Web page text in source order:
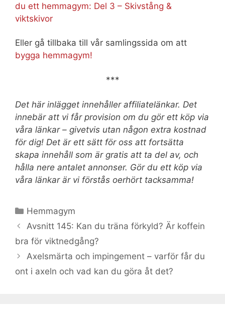
du ett hemmagym: Del 3 – Skivstång &
viktskivor
Eller gå tillbaka till vår samlingssida om att
bygga hemmagym!
***
Det här inlägget innehåller affiliatelänkar. Det
innebär att vi får provision om du gör ett köp via
våra länkar – givetvis utan någon extra kostnad
för dig! Det är ett sätt för oss att fortsätta
skapa innehåll som är gratis att ta del av, och
hålla nere antalet annonser. Gör du ett köp via
våra länkar är vi förstås oerhört tacksamma!
Kategorier
Hemmagym
Avsnitt 145: Kan du träna förkyld? Är koffein
bra för viktnedgång?
Axelsmärta och impingement – varför får du
ont i axeln och vad kan du göra åt det?